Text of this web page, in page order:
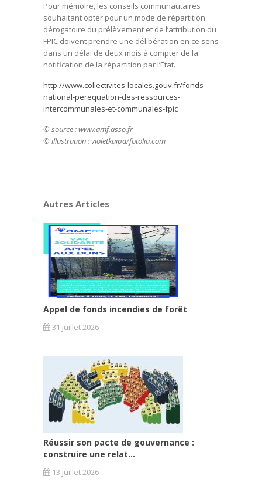
Pour mémoire, les conseils communautaires
souhaitant opter pour un mode de répartition
dérogatoire du prélèvement et de l’attribution du
FPIC doivent prendre une délibération en ce sens
dans un délai de deux mois à compter de la
notification de la répartition par l’Etat.
http://www.collectivites-locales.gouv.fr/fonds-
national-perequation-des-ressources-
intercommunales-et-communales-fpic
© source : www.amf.asso.fr
© illustration : violetkaipa/fotolia.com
Autres Articles
Appel de fonds incendies de forêt
31 juillet 2026
Réussir son pacte de gouvernance :
construire une relat...
13 juillet 2026